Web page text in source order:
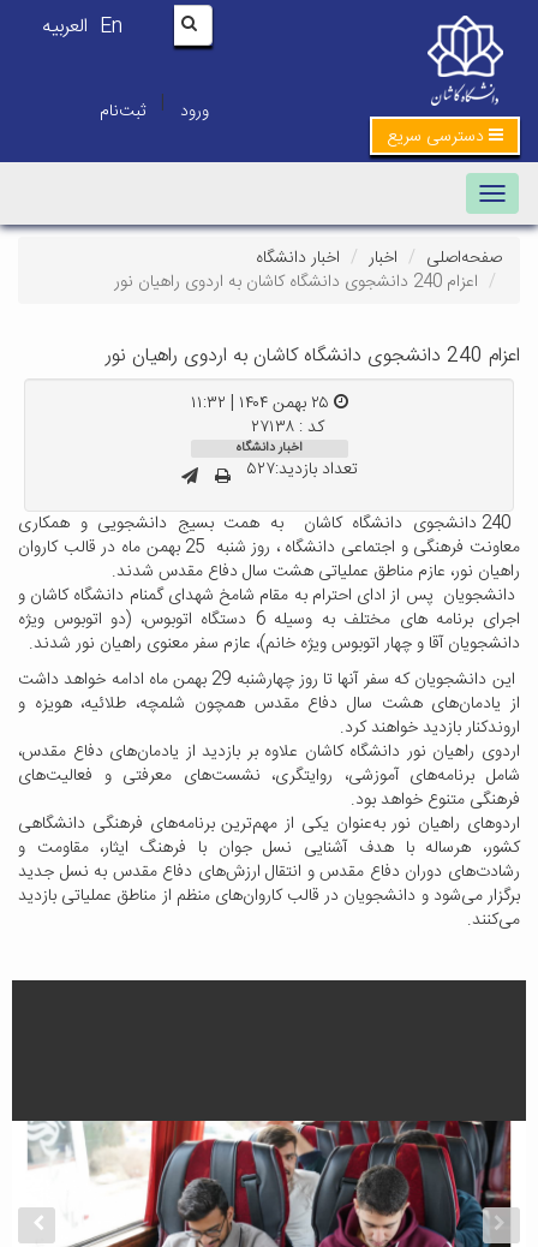
En العربیه
ورود | ثبت‌نام
دسترسی سریع
Toggle navigation
صفحه‌اصلی اخبار
اخبار دانشگاه
اعزام 240 دانشجوی دانشگاه کاشان به اردوی راهیان نور
اعزام 240 دانشجوی دانشگاه کاشان به اردوی راهیان نور
کد : ۲۷۱۳۸
اخبار دانشگاه
تعداد بازدید:۵۲۷
240 دانشجوی دانشگاه کاشان به همت بسیج دانشجویی و همکاری
معاونت فرهنگی و اجتماعی دانشگاه ، روز شنبه 25 بهمن ماه در قالب کاروان
راهیان نور، عازم مناطق عملیاتی هشت سال دفاع مقدس شدند.
دانشجویان پس از ادای احترام به مقام شامخ شهدای گمنام دانشگاه کاشان و
اجرای برنامه های مختلف به وسیله 6 دستگاه اتوبوس، (دو اتوبوس ویژه
دانشجویان آقا و چهار اتوبوس ویژه خانم)، عازم سفر معنوی راهیان نور شدند.
این دانشجویان که سفر آنها تا روز چهارشنبه 29 بهمن ماه ادامه خواهد داشت
از یادمان‌های هشت سال دفاع مقدس همچون شلمچه، طلائیه، هویزه و
اروندکنار بازدید خواهند کرد.
اردوی راهیان نور دانشگاه کاشان علاوه بر بازدید از یادمان‌های دفاع مقدس،
شامل برنامه‌های آموزشی، روایتگری، نشست‌های معرفتی و فعالیت‌های
فرهنگی متنوع خواهد بود.
اردوهای راهیان نور به‌عنوان یکی از مهم‌ترین برنامه‌های فرهنگی دانشگاهی
کشور، هرساله با هدف آشنایی نسل جوان با فرهنگ ایثار، مقاومت و
رشادت‌های دوران دفاع مقدس و انتقال ارزش‌های دفاع مقدس به نسل جدید
برگزار می‌شود و دانشجویان در قالب کاروان‌های منظم از مناطق عملیاتی بازدید
می‌کنند.